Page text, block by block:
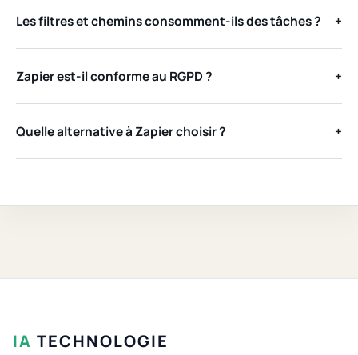
Les filtres et chemins consomment-ils des tâches ? +
Zapier est-il conforme au RGPD ? +
Quelle alternative à Zapier choisir ? +
IA TECHNOLOGIE